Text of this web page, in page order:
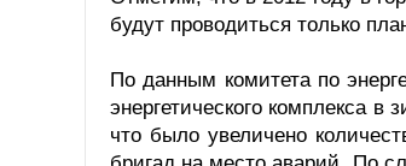
будут проводиться только
По данным комитета по
энергетического комплекса
что было увеличено